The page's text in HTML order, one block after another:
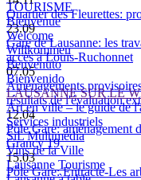
Quartier des Fleurettes:
23.09
Gare de Lausanne: les
accès à Louis-Ruchonnet
07.05
Aménagements
résultats de l'évaluation
12.04
Pôle Gare: aménagement
Grancy 19
15.03
Pôle Gare: Entracte-Les
TOURISME
Bienvenue
Welcome
Willkommen
Benvenuto
Bienvenido
LAUSANNE SUR LE
Art en ville – le guide de
Services industriels
SiL Multimédia
Vins de la Ville
Lausanne Tourisme